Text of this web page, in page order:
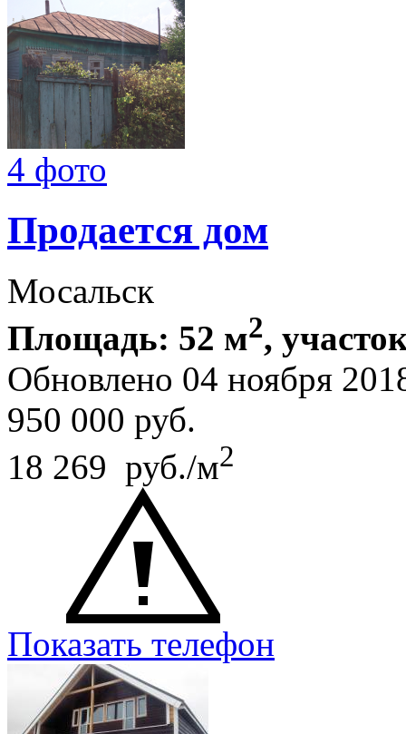
4 фото
Продается дом
Мосальск
Площадь: 52 м2,
Обновлено 04 ноября
950 000 руб.
18 269 руб./м2
Показать телефон